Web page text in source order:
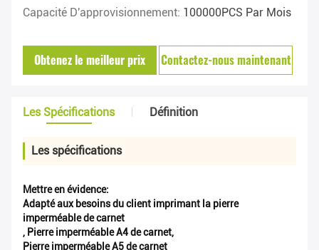
Capacité D'approvisionnement: 100000PCS Par Mois
Obtenez le meilleur prix Contactez-nous maintenant
Les Spécifications Définition
Les spécifications
Mettre en évidence:
Adapté aux besoins du client imprimant la pierre
imperméable de carnet
, Pierre imperméable A4 de carnet,
Pierre imperméable A5 de carnet